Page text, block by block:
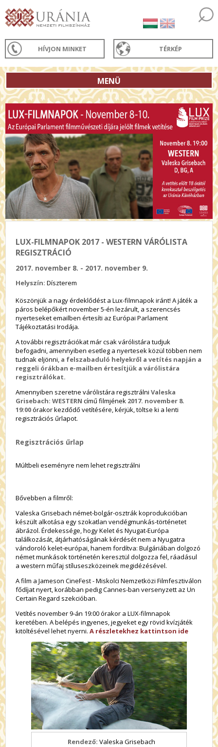
HÍVJON MINKET TÉRKÉP
MENÜ
LUX-FILMNAPOK 2017 - WESTERN VÁRÓLISTA
REGISZTRÁCIÓ
2017. november 8. - 2017. november 9.
Helyszín:Díszterem
Köszönjük a nagy érdeklődést a Lux-filmnapok iránt! A játék a
páros belépőkért november 5-én lezárult, a szerencsés
nyerteseket emailben értesíti az Európai Parlament
Tájékoztatási Irodája.
A további regisztrációkat már csak várólistára tudjuk
befogadni, amennyiben esetleg a nyertesek közül többen nem
tudnak eljönni, a felszabaduló helyekről a vetítés napján a
reggeli órákban e-mailben értesítjük a várólistára
regisztrálókat.
Amennyiben szeretne várólistára regisztrálniValeska
Grisebach: WESTERN című filmjének 2017. november 8.
19:00órakor kezdődő vetítésére, kérjük, töltse ki a lenti
regisztrációs űrlapot.
Regisztrációs űrlap
Múltbeli eseményre nem lehet regisztrálni
Bővebben a filmről:
Valeska Grisebach német-bolgár-osztrák koprodukcióban
készült alkotása egy szokatlan vendégmunkás-történetet
ábrázol. Érdekessége, hogy Kelet és Nyugat-Európa
találkozását, átjárhatóságának kérdését nem a Nyugatra
vándoroló kelet-európai, hanem fordítva: Bulgáriában dolgozó
német munkások történetén keresztül dolgozza fel, ráadásul
a western műfaj stíluseszközeinek megidézésével.
A film a Jameson CineFest - Miskolci Nemzetközi Filmfesztiválon
fődíjat nyert, korábban pedig Cannes-ban versenyzett az Un
Certain Regard szekcióban.
Vetítés november 9-án 19:00 órakor a LUX-filmnapok
keretében. A belépés ingyenes, jegyeket egy rövid kvízjáték
kitöltésével lehet nyerni.A részletekhez kattintson ide
Rendező: Valeska Grisebach